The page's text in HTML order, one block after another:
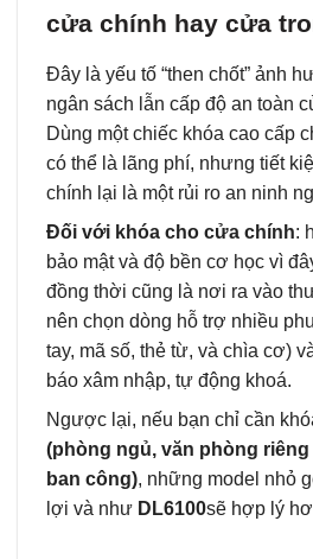
cửa chính hay cửa
Đây là yếu tố “then chốt” ảnh
ngân sách lẫn cấp độ an toàn
Dùng một chiếc khóa cao cấp
có thể là lãng phí, nhưng tiết
chính lại là một rủi ro an ninh
Đối với khóa cho cửa chính:
bảo mật và độ bền cơ học vì
đồng thời cũng là nơi ra vào
nên chọn dòng hỗ trợ nhiều
tay, mã số, thẻ từ, và chìa cơ)
báo xâm nhập, tự động khoá.
Ngược lại, nếu bạn chỉ cần
(phòng ngủ, văn phòng
ban công), những model nhỏ
lợi và như DL6100sẽ hợp lý